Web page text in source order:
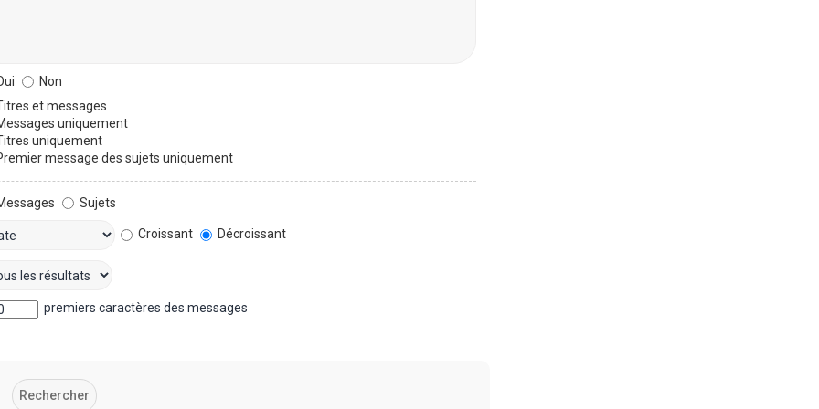
Non
et messages
uniquement
uniquement
message des sujets uniquement
Sujets
Croissant Décroissant
premiers caractères des messages